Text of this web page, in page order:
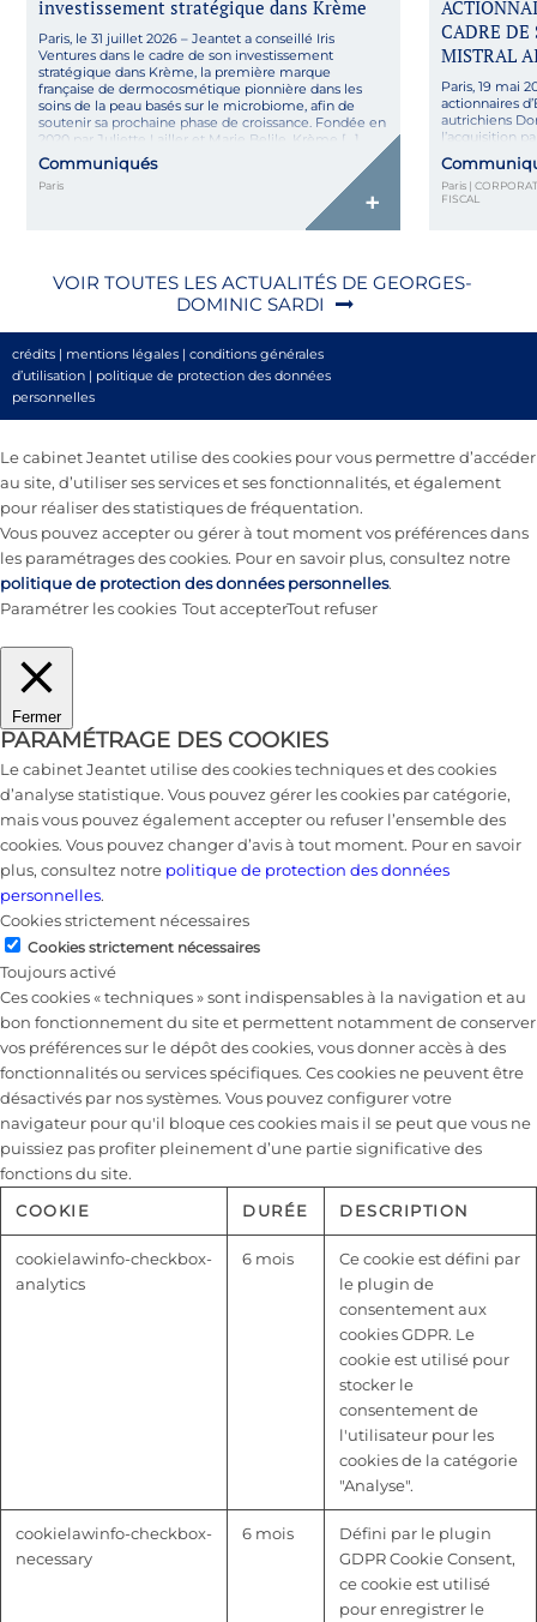
Conseil du groupe DLF dans sa joint-venture avec le
groupe Florimond Desprez
investissement stratégique dans Krème
Paris, le 31 juillet 2026 – Jeantet a conseillé Iris
Ventures dans le cadre de son investissement
stratégique dans Krème, la première marque
française de dermocosmétique pionnière dans les
soins de la peau basés sur le microbiome, afin de
soutenir sa prochaine phase de croissance. Fondée en
2020 par Juliette Lailler et Marie Belile, Krème […]
Communiqués
Paris
+
CADRE DE
MISTRAL
Paris, 19 mai
actionnaires
autrichiens
l’acquisition
social
les systèmes
l’expertise
Paris |
FISCAL
VOIR TOUTES LES ACTUALITÉS DE GEORGES-
DOMINIC SARDI
crédits | mentions légales | conditions générales
d’utilisation | politique de protection des données
personnelles
Le cabinet Jeantet utilise des cookies pour vous permettre d’accéder
au site, d’utiliser ses services et ses fonctionnalités, et également
pour réaliser des statistiques de fréquentation.
Vous pouvez accepter ou gérer à tout moment vos préférences dans
les paramétrages des cookies. Pour en savoir plus, consultez notre
politique de protection des données personnelles.
Paramétrer les cookies Tout accepterTout refuser
Fermer
PARAMÉTRAGE DES COOKIES
Le cabinet Jeantet utilise des cookies techniques et des cookies
d’analyse statistique. Vous pouvez gérer les cookies par catégorie,
mais vous pouvez également accepter ou refuser l’ensemble des
cookies. Vous pouvez changer d’avis à tout moment. Pour en savoir
plus, consultez notre politique de protection des données
personnelles.
Cookies strictement nécessaires
Cookies strictement nécessaires
Toujours activé
Ces cookies « techniques » sont indispensables à la navigation et au
bon fonctionnement du site et permettent notamment de conserver
vos préférences sur le dépôt des cookies, vous donner accès à des
fonctionnalités ou services spécifiques. Ces cookies ne peuvent être
désactivés par nos systèmes. Vous pouvez configurer votre
navigateur pour qu'il bloque ces cookies mais il se peut que vous ne
puissiez pas profiter pleinement d’une partie significative des
fonctions du site.
COOKIE
DURÉE DESCRIPTION
cookielawinfo-checkbox-
analytics
6 mois
Ce cookie est défini par
le plugin de
consentement aux
cookies GDPR. Le
cookie est utilisé pour
stocker le
consentement de
l'utilisateur pour les
cookies de la catégorie
"Analyse".
cookielawinfo-checkbox-
necessary
6 mois
Défini par le plugin
GDPR Cookie Consent,
ce cookie est utilisé
pour enregistrer le